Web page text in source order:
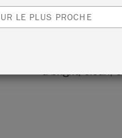
LE PLUS PROCHE